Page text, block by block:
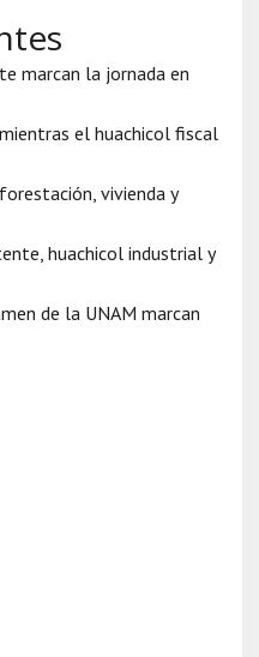
marcan la jornada en
el huachicol fiscal
vivienda y
huachicol industrial y
de la UNAM marcan